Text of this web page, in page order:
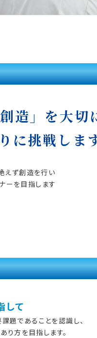
造」を大切
に挑戦します
えず創造を行い
ーを目指します
して
題であることを認識し、
り方を目指します。